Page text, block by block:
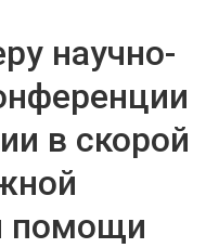
научно-
в скорой
помощи